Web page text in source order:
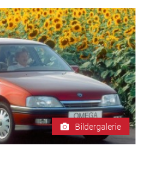
Bildergalerie